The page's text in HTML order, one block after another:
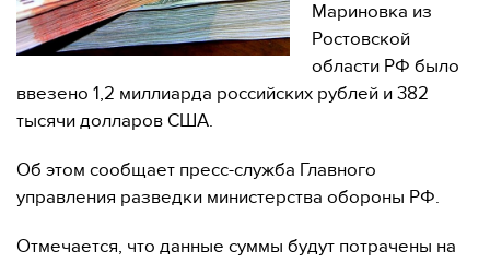
Мариновка из
Ростовской
области РФ было
ввезено 1,2 миллиарда российских рублей и 382
тысячи долларов США.
Об этом сообщает пресс-служба Главного
управления разведки министерства обороны РФ.
Отмечается, что данные суммы будут потрачены на